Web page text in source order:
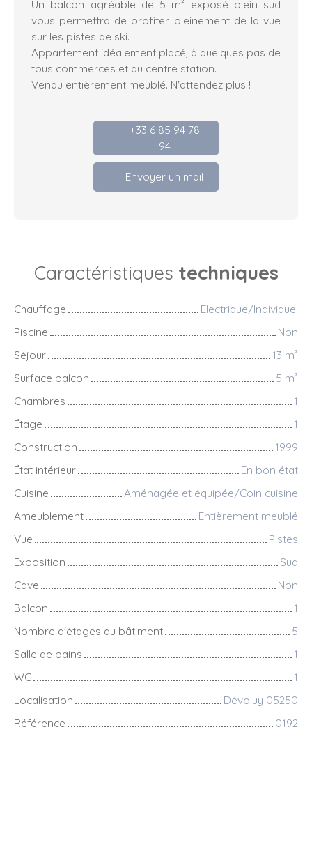
Un balcon agréable de 5 m² exposé plein sud
vous permettra de profiter pleinement de la vue
sur les pistes de ski.
Appartement idéalement placé, à quelques pas de
tous commerces et du centre station.
Vendu entièrement meublé. N'attendez plus !
+33 6 85 94 78
94
Envoyer un mail
Caractéristiques techniques
Chauffage
Electrique/Individuel
Piscine
Non
Séjour
13 m²
Surface balcon
5 m²
Chambres
1
Étage
1
Construction
1999
État intérieur
En bon état
Cuisine
Aménagée et équipée/Coin cuisine
Ameublement
Entièrement meublé
Vue
Pistes
Exposition
Sud
Cave
Non
Balcon
1
Nombre d'étages du bâtiment
5
Salle de bains
1
WC
1
Localisation
Dévoluy 05250
Référence
0192